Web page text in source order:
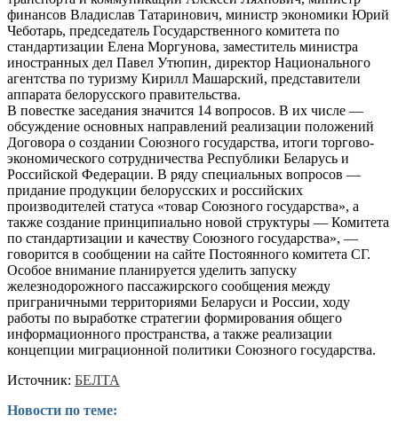
финансов Владислав Татаринович, министр экономики Юрий
Чеботарь, председатель Государственного комитета по
стандартизации Елена Моргунова, заместитель министра
иностранных дел Павел Утюпин, директор Национального
агентства по туризму Кирилл Машарский, представители
аппарата белорусского правительства.
В повестке заседания значится 14 вопросов. В их числе —
обсуждение основных направлений реализации положений
Договора о создании Союзного государства, итоги торгово-
экономического сотрудничества Республики Беларусь и
Российской Федерации. В ряду специальных вопросов —
придание продукции белорусских и российских
производителей статуса «товар Союзного государства», а
также создание принципиально новой структуры — Комитета
по стандартизации и качеству Союзного государства», —
говорится в сообщении на сайте Постоянного комитета СГ.
Особое внимание планируется уделить запуску
железнодорожного пассажирского сообщения между
приграничными территориями Беларуси и России, ходу
работы по выработке стратегии формирования общего
информационного пространства, а также реализации
концепции миграционной политики Союзного государства.
Источник: БЕЛТА
Новости по теме: